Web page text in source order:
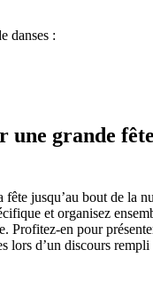
danses :
grande
fête jusqu’au bout de la
et organisez
Profitez-en pour
lors d’un discours rempli